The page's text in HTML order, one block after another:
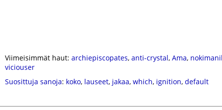
Viimeisimmät haut: archiepiscopates, anti-crystal, Ama,
viciouser
Suosittuja sanoja: koko, lauseet, jakaa, which, ignition, default